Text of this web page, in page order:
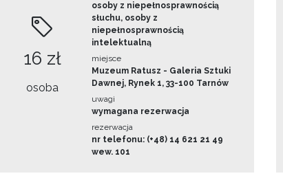
16 zł
osoba
osoby z niepełnosprawnością
słuchu, osoby z
niepełnosprawnością
intelektualną
miejsce
Muzeum Ratusz - Galeria Sztuki
Dawnej, Rynek 1, 33-100 Tarnów
uwagi
wymagana rezerwacja
rezerwacja
nr telefonu: (+48) 14 621 21 49
wew. 101